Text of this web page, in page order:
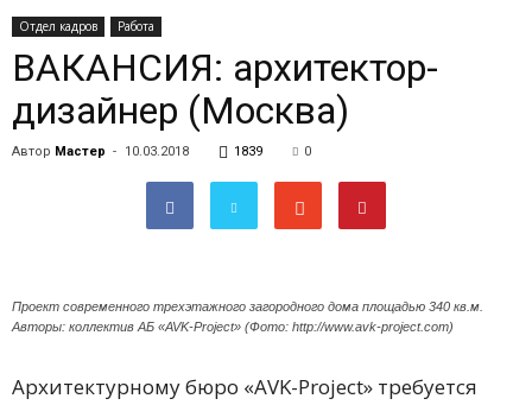
Отдел кадров Работа
ВАКАНСИЯ: архитектор-
дизайнер (Москва)
Автор Мастер - 10.03.2018 1839 0
Проект современного трехэтажного загородного дома площадью 340 кв.м.
Авторы: коллектив АБ «AVK-Project» (Фото: http://www.avk-project.com)
Архитектурному бюро «AVK-Project» требуется